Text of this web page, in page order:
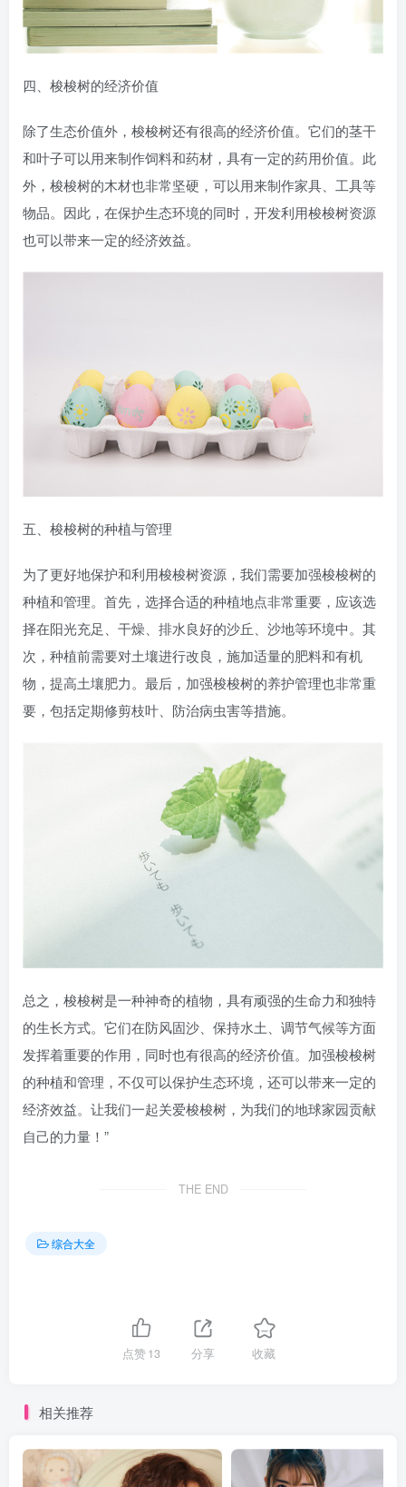
四、梭梭树的经济价值
除了生态价值外，梭梭树还有很高的经济价值。它们的茎干
和叶子可以用来制作饲料和药材，具有一定的药用价值。此
外，梭梭树的木材也非常坚硬，可以用来制作家具、工具等
物品。因此，在保护生态环境的同时，开发利用梭梭树资源
也可以带来一定的经济效益。
五、梭梭树的种植与管理
为了更好地保护和利用梭梭树资源，我们需要加强梭梭树的
种植和管理。首先，选择合适的种植地点非常重要，应该选
择在阳光充足、干燥、排水良好的沙丘、沙地等环境中。其
次，种植前需要对土壤进行改良，施加适量的肥料和有机
物，提高土壤肥力。最后，加强梭梭树的养护管理也非常重
要，包括定期修剪枝叶、防治病虫害等措施。
总之，梭梭树是一种神奇的植物，具有顽强的生命力和独特
的生长方式。它们在防风固沙、保持水土、调节气候等方面
发挥着重要的作用，同时也有很高的经济价值。加强梭梭树
的种植和管理，不仅可以保护生态环境，还可以带来一定的
经济效益。让我们一起关爱梭梭树，为我们的地球家园贡献
自己的力量！”
THE END
综合大全
点赞13 分享 收藏
相关推荐